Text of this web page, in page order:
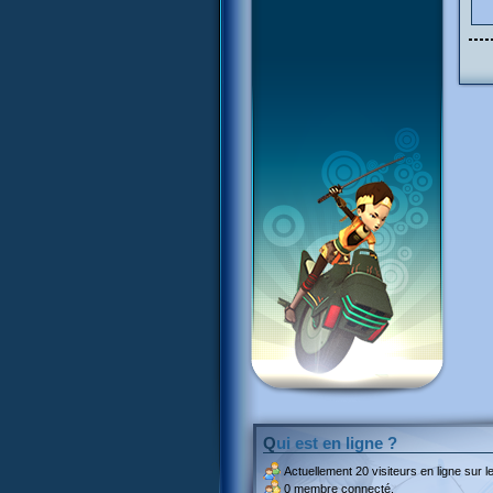
Qui est en ligne ?
Actuellement 20 visiteurs en ligne sur
0 membre connecté.